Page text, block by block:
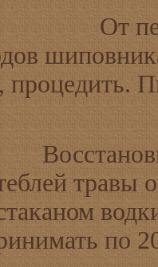
От
процедить.
травы
по